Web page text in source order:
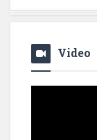
Video